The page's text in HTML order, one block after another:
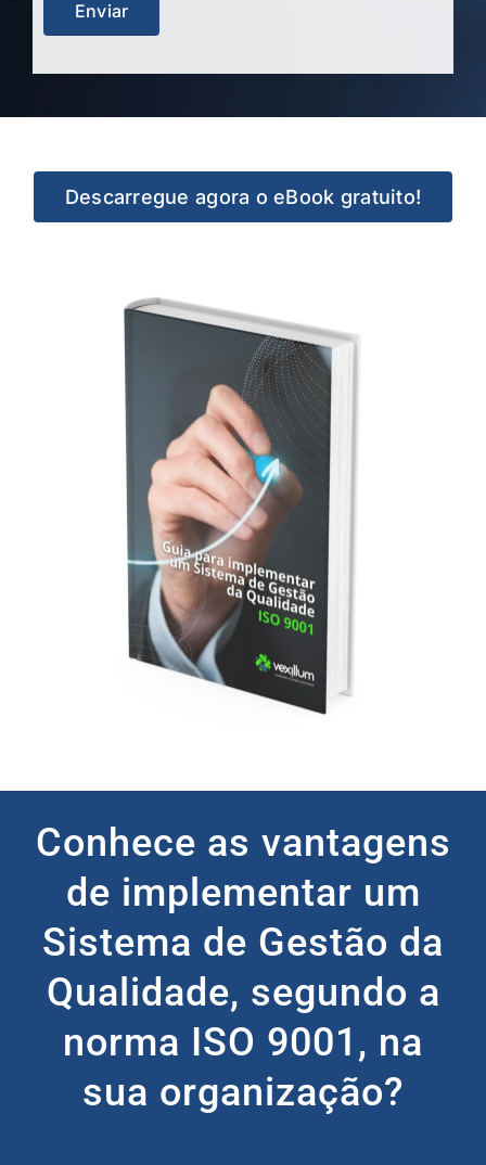
Descarregue agora o eBook gratuito!
Conhece as vantagens
de implementar um
Sistema de Gestão da
Qualidade, segundo a
norma ISO 9001, na
sua organização?